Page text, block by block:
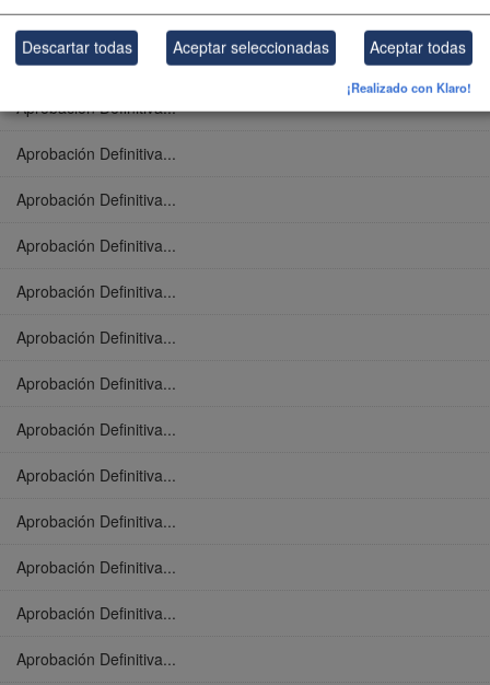
Aprobación Definitiva...
Aprobación Definitiva...
Aprobación Definitiva...
Aprobación Definitiva...
Aprobación Definitiva...
Aprobación Definitiva...
Aprobación Definitiva...
Aprobación Definitiva...
Aprobación Definitiva...
Aprobación Definitiva...
Aprobación Definitiva...
Aprobación Definitiva...
Aprobación Definitiva...
Aprobación Definitiva...
Aprobación Definitiva...
Descartar todas Aceptar seleccionadas Aceptar todas
¡Realizado con Klaro!